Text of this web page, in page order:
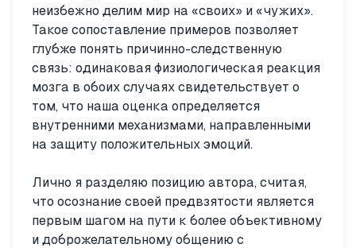
неизбежно делим мир на «своих» и «чужих».
Такое сопоставление примеров позволяет
глубже понять причинно-следственную
связь: одинаковая физиологическая реакция
мозга в обоих случаях свидетельствует о
том, что наша оценка определяется
внутренними механизмами, направленными
на защиту положительных эмоций.
Лично я разделяю позицию автора, считая,
что осознание своей предвзятости является
первым шагом на пути к более объективному
и доброжелательному общению с